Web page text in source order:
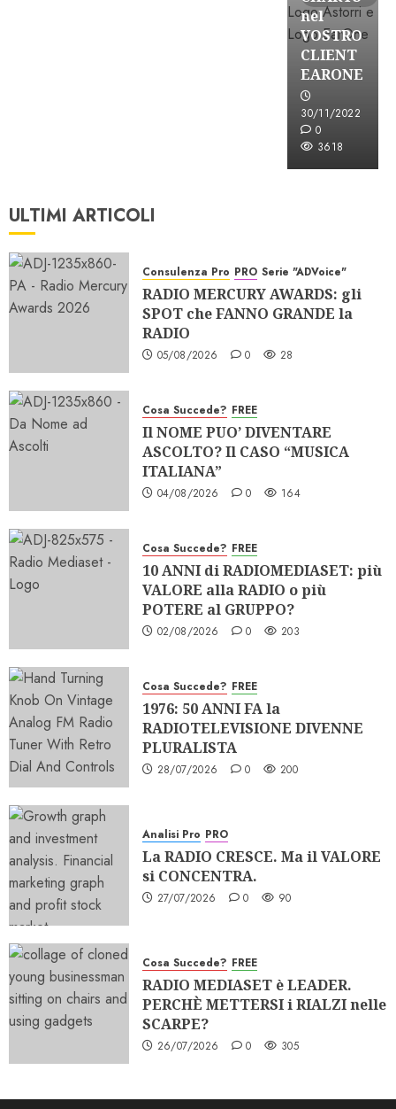
nel
VOSTRO
CLIENT
EARONE
30/11/2022
0
3618
ULTIMI ARTICOLI
Consulenza Pro PRO Serie "ADVoice"
RADIO MERCURY AWARDS: gli
SPOT che FANNO GRANDE la
RADIO
05/08/2026 0 28
Cosa Succede? FREE
Il NOME PUO’ DIVENTARE
ASCOLTO? Il CASO “MUSICA
ITALIANA”
04/08/2026 0 164
Cosa Succede? FREE
10 ANNI di RADIOMEDIASET: più
VALORE alla RADIO o più
POTERE al GRUPPO?
02/08/2026 0 203
Cosa Succede? FREE
1976: 50 ANNI FA la
RADIOTELEVISIONE DIVENNE
PLURALISTA
28/07/2026 0 200
Analisi Pro PRO
La RADIO CRESCE. Ma il VALORE
si CONCENTRA.
27/07/2026 0 90
Cosa Succede? FREE
RADIO MEDIASET è LEADER.
PERCHÈ METTERSI i RIALZI nelle
SCARPE?
26/07/2026 0 305